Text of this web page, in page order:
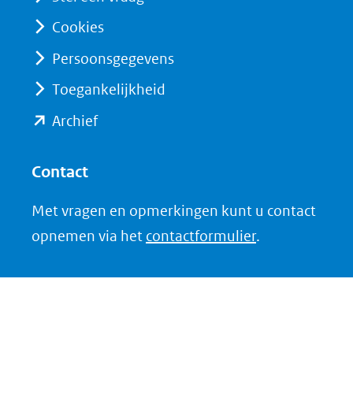
een
andere
website)
Cookies
Persoonsgegevens
Toegankelijkheid
Archief(opent
(verwijst
naar
Contact
Met vragen en opmerkingen kunt u contact
opnemen via het contactformulier.